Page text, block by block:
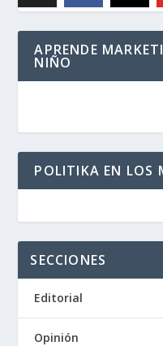
APRENDE
NIÑO
POLITIKA EN LOS
SECCIONES
Editorial
Opinión